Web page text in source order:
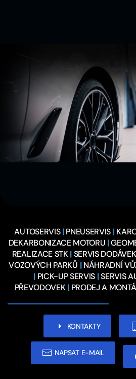
AUTOSERVIS| PNEUSERVIS |
DEKARBONIZACE MOTORU |
REALIZACE STK |SERVIS
VOZOVÝCH PARKŮ | NÁHRADNÍ
| PICK-UP SERVIS |SERVIS
PŘEVODOVEK | PRODEJ A
KONTAKTY
NAPSAT E-MAIL